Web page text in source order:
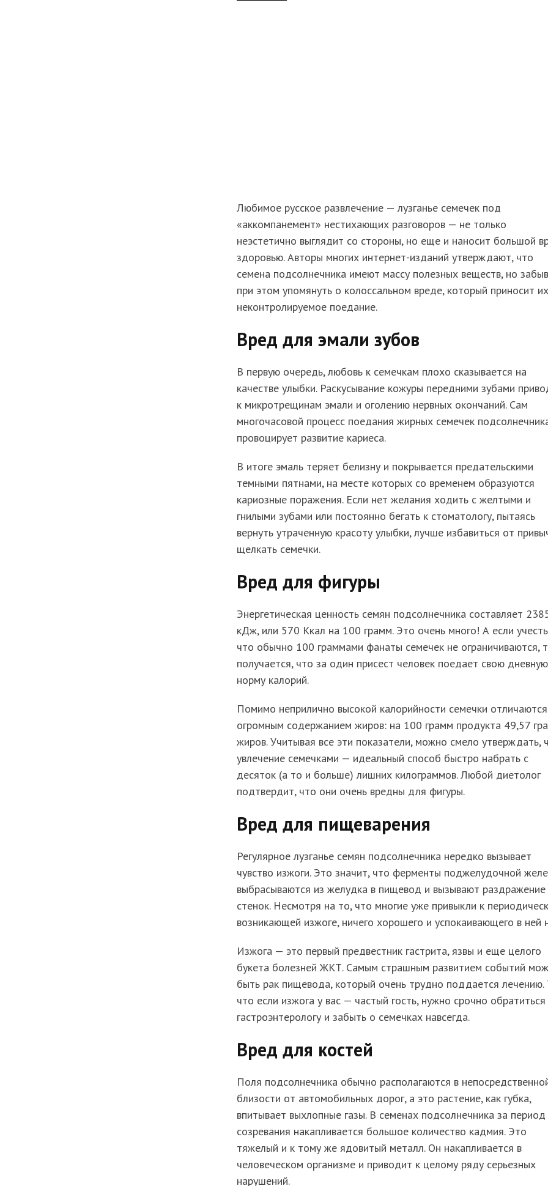
Любимое русское развлечение — лузганье семечек под
«аккомпанемент» нестихающих разговоров — не только
неэстетично выглядит со стороны, но еще и наносит большой
здоровью. Авторы многих интернет-изданий утверждают, что
семена подсолнечника имеют массу полезных веществ, но
при этом упомянуть о колоссальном вреде, который приносит их
неконтролируемое поедание.
Вред для эмали зубов
В первую очередь, любовь к семечкам плохо сказывается на
качестве улыбки. Раскусывание кожуры передними зубами
к микротрещинам эмали и оголению нервных окончаний. Сам
многочасовой процесс поедания жирных семечек
провоцирует развитие кариеса.
В итоге эмаль теряет белизну и покрывается предательскими
темными пятнами, на месте которых со временем образуются
кариозные поражения. Если нет желания ходить с желтыми и
гнилыми зубами или постоянно бегать к стоматологу, пытаясь
вернуть утраченную красоту улыбки, лучше избавиться от
щелкать семечки.
Вред для фигуры
Энергетическая ценность семян подсолнечника составляет
кДж, или 570 Ккал на 100 грамм. Это очень много! А если
что обычно 100 граммами фанаты семечек не ограничиваются,
получается, что за один присест человек поедает свою дневную
норму калорий.
Помимо неприлично высокой калорийности семечки
огромным содержанием жиров: на 100 грамм продукта 49,57
жиров. Учитывая все эти показатели, можно смело утверждать,
увлечение семечками — идеальный способ быстро набрать с
десяток (а то и больше) лишних килограммов. Любой диетолог
подтвердит, что они очень вредны для фигуры.
Вред для пищеварения
Регулярноелузганье семян подсолнечника нередко вызывает
чувство изжоги. Это значит, что ферменты поджелудочной
выбрасываются из желудка в пищевод и вызывают раздражение
стенок. Несмотря на то, что многие уже привыкли к
возникающей изжоге, ничего хорошего и успокаивающего в ней
Изжога — это первый предвестник гастрита, язвы и еще целого
букета болезнейЖКТ. Самым страшным развитием событий
быть рак пищевода, который очень трудно поддается лечению.
что если изжога у вас — частый гость, нужно срочно обратиться
гастроэнтерологу и забыть о семечках навсегда.
Вред для костей
Поля подсолнечника обычно располагаются в
близости от автомобильных дорог, а это растение, как губка,
впитывает выхлопные газы. В семенах подсолнечника за период
созревания накапливается большое количество кадмия. Это
тяжелый и к тому же ядовитый металл. Он накапливается в
человеческом организме и приводит к целому ряду серьезных
нарушений.